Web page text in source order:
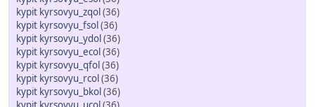
kypit kyrsovyu_zqol(36)
kypit kyrsovyu_fsol(36)
kypit kyrsovyu_ydol(36)
kypit kyrsovyu_ecol(36)
kypit kyrsovyu_qfol(36)
kypit kyrsovyu_rcol(36)
kypit kyrsovyu_bkol(36)